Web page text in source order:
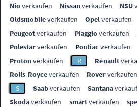
Nioverkaufen Nissanverkaufen NSU
Oldsmobileverkaufen Opelverkaufen
Peugeotverkaufen Piaggioverkaufen
Polestarverkaufen Pontiac verkaufen
Protonverkaufen R Renault
Rolls-Royceverkaufen Roververkaufen
S
Saabverkaufen Santana
Skodaverkaufen smartverkaufen